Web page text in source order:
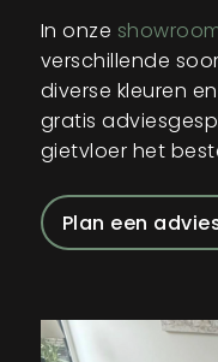
In onze
verschillende
diverse kleuren
gratis
gietvloer het
Plan een